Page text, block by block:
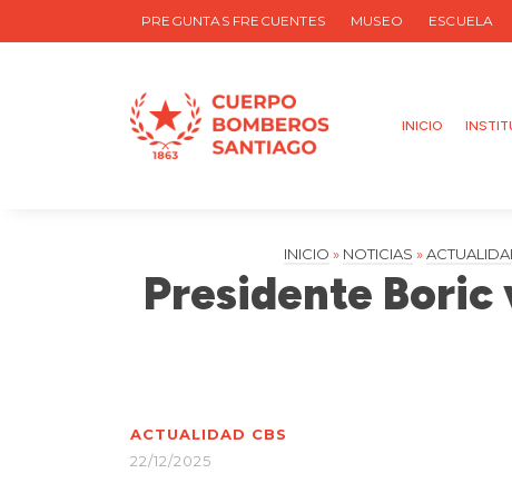
PREGUNTAS FRECUENTES MUSEO ESCUELA
INICIO
INICIO » NOTICIAS »
Presidente
ACTUALIDAD CBS
22/12/2025